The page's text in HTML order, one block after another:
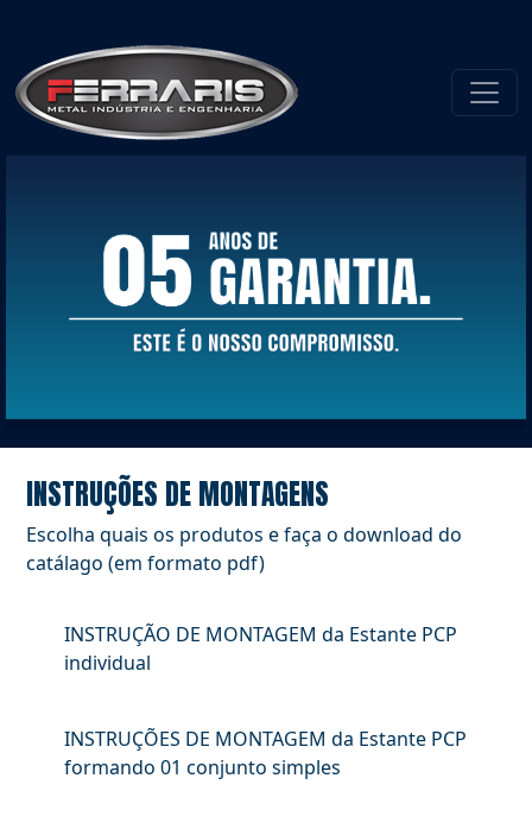
INSTRUÇÕES DE MONTAGENS
Escolha quais os produtos e faça o download do
catálago (em formato pdf)
INSTRUÇÃO DE MONTAGEM da Estante PCP
individual
INSTRUÇÕES DE MONTAGEM da Estante PCP
formando 01 conjunto simples